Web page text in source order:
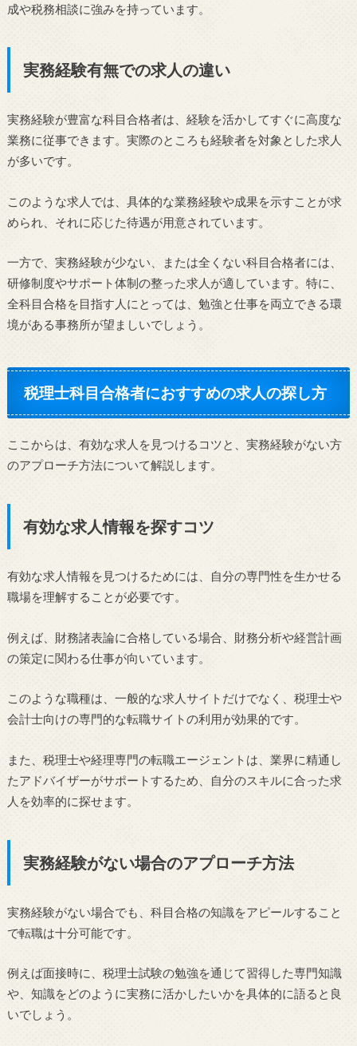
成や税務相談に強みを持っています。
実務経験有無での求人の違い
実務経験が豊富な科目合格者は、経験を活かしてすぐに高度な
業務に従事できます。実際のところも経験者を対象とした求人
が多いです。
このような求人では、具体的な業務経験や成果を示すことが求
められ、それに応じた待遇が用意されています。
一方で、実務経験が少ない、または全くない科目合格者には、
研修制度やサポート体制の整った求人が適しています。特に、
全科目合格を目指す人にとっては、勉強と仕事を両立できる環
境がある事務所が望ましいでしょう。
税理士科目合格者におすすめの求人の探し方
ここからは、有効な求人を見つけるコツと、実務経験がない方
のアプローチ方法について解説します。
有効な求人情報を探すコツ
有効な求人情報を見つけるためには、自分の専門性を生かせる
職場を理解することが必要です。
例えば、財務諸表論に合格している場合、財務分析や経営計画
の策定に関わる仕事が向いています。
このような職種は、一般的な求人サイトだけでなく、税理士や
会計士向けの専門的な転職サイトの利用が効果的です。
また、税理士や経理専門の転職エージェントは、業界に精通し
たアドバイザーがサポートするため、自分のスキルに合った求
人を効率的に探せます。
実務経験がない場合のアプローチ方法
実務経験がない場合でも、科目合格の知識をアピールすること
で転職は十分可能です。
例えば面接時に、税理士試験の勉強を通じて習得した専門知識
や、知識をどのように実務に活かしたいかを具体的に語ると良
いでしょう。